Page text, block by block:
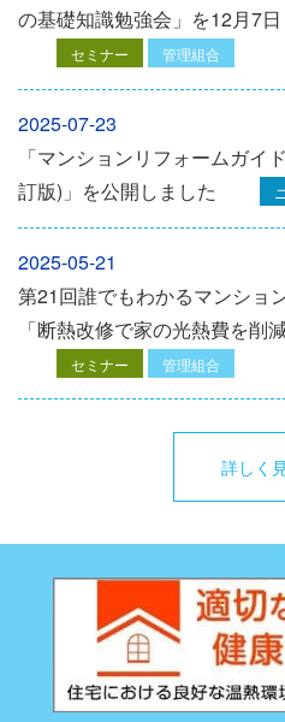
の基礎知識勉強会」を12⽉7⽇
セミナー 管理組合
2025-07-23
「マンションリフォームガイ
訂版)」を公開しました
2025-05-21
第21回誰でもわかるマンショ
「断熱改修で家の光熱費を削
セミナー 管理組合
詳しく